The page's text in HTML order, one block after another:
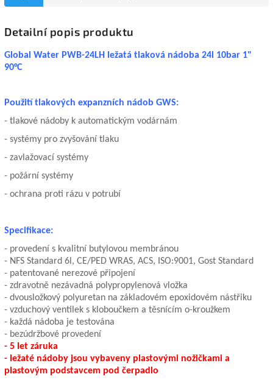
Detailní popis produktu
Global Water PWB-24LH ležatá tlaková nádoba 24l 10bar 1"
90°C
Použití tlakových expanzních nádob GWS:
- tlakové nádoby k automatickým vodárnám
- systémy pro zvyšování tlaku
- zavlažovací systémy
- požární systémy
- ochrana proti rázu v potrubí
Specifikace:
- provedení s kvalitní butylovou membránou
- NFS Standard 6l, CE/PED WRAS, ACS, ISO:9001, Gost Standard
- patentované nerezové připojení
- zdravotně nezávadná polypropylenová vložka
- dvousložkový polyuretan na základovém epoxidovém nástřiku
- vzduchový ventilek s kloboučkem a těsnícím o-kroužkem
- každá nádoba je testována
- bezúdržbové provedení
- 5 let záruka
- ležaté nádoby jsou vybaveny plastovými nožičkami a
plastovým podstavcem pod čerpadlo